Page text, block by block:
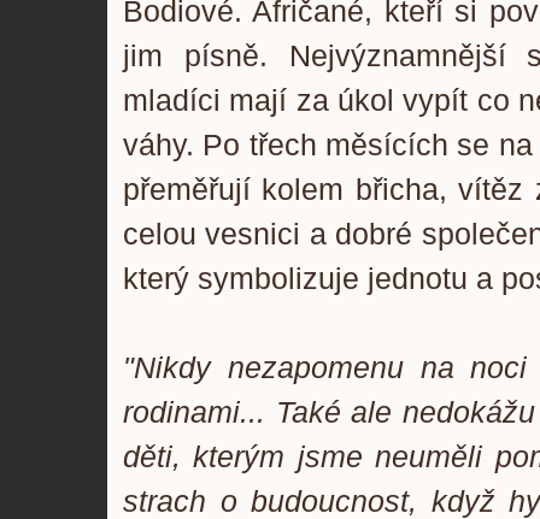
Bodiové. Afričané, kteří si
jim písně. Nejvýznamnější
mladíci mají za úkol vypít co
váhy. Po třech měsících se
přeměřují kolem břicha,
celou vesnici a dobré
který symbolizuje jednotu a
"Nikdy nezapomenu na
rodinami... Také ale
děti, kterým jsme neuměli
strach o budoucnost, když